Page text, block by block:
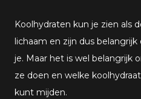
Koolhydraten kun je zien als
lichaam en zijn dus
je. Maar het is wel belangrijk
ze doen en welke
kunt mijden.